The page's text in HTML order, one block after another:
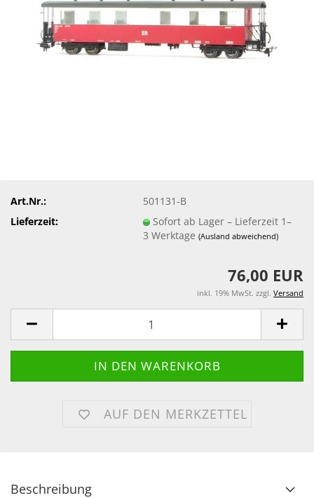
Art.Nr.:
501131-B
Lieferzeit:
Sofort ab Lager – Lieferzeit 1–
3 Werktage(Ausland abweichend)
76,00 EUR
inkl. 19% MwSt. zzgl. Versand
AUF DEN MERKZETTEL
Beschreibung